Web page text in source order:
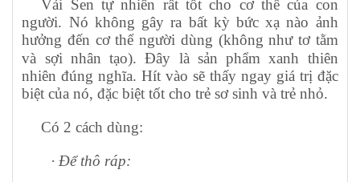
Vải Sen tự nhiên rất tốt cho cơ thể của con
người. Nó không gây ra bất kỳ bức xạ nào ảnh
hưởng đến cơ thể người dùng (không như tơ tằm
và sợi nhân tạo). Đây là sản phẩm xanh thiên
nhiên đúng nghĩa. Hít vào sẽ thấy ngay giá trị đặc
biệt của nó, đặc biệt tốt cho trẻ sơ sinh và trẻ nhỏ.
Có 2 cách dùng:
· Để thô ráp: